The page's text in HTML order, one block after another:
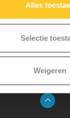
Alles
Selectie
Weigeren